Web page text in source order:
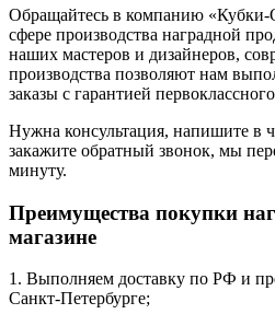
Обращайтесь в компанию
сфере производства наградной
наших мастеров и дизайнеров,
производства позволяют нам
заказы с гарантией
Нужна консультация, напишите в
закажите обратный звонок, мы
минуту.
Преимущества покупки
магазине
1. Выполняем доставку по РФ и
Санкт-Петербурге;